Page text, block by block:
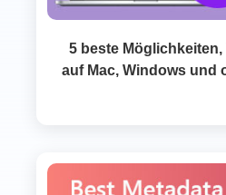
5 beste
auf Mac, Windows und